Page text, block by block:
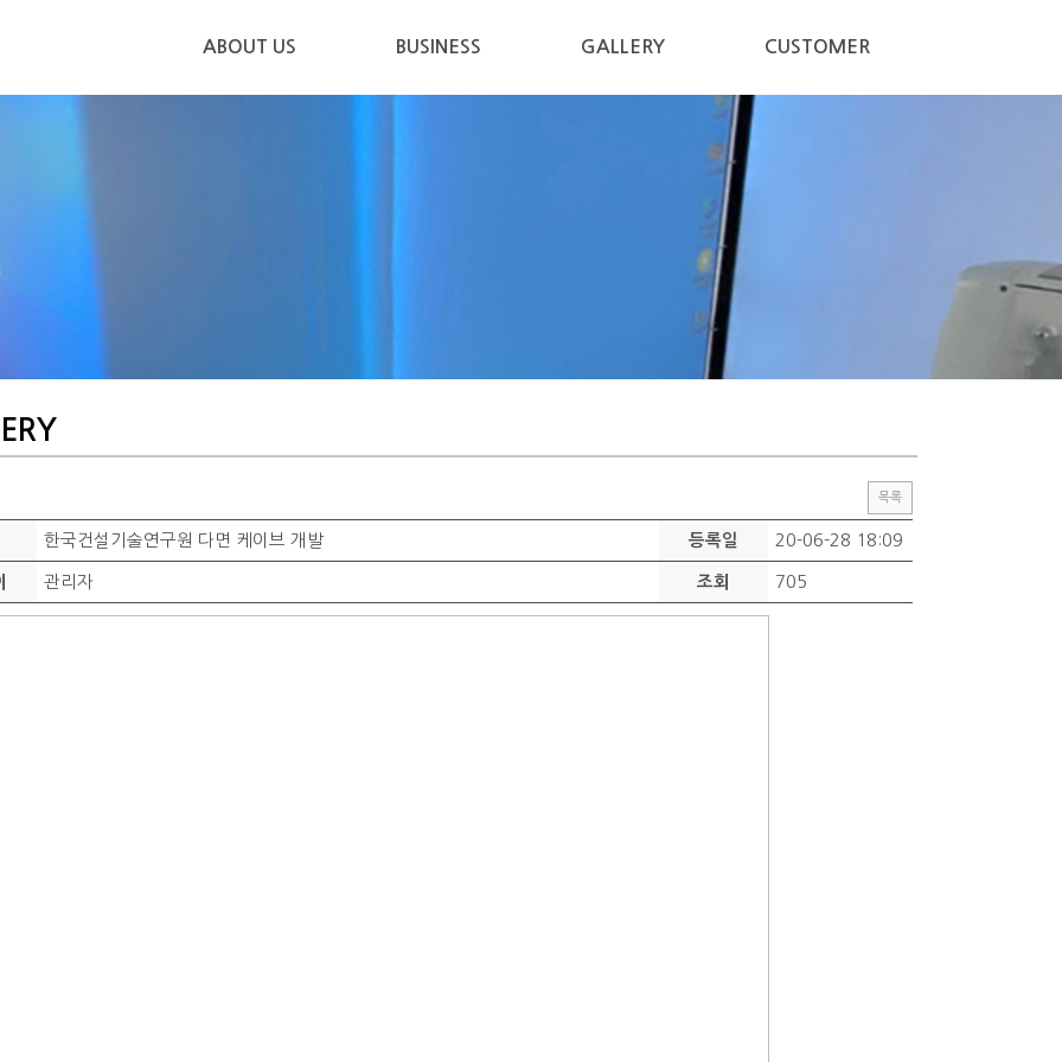
ABOUT US BUSINESS GALLERY CUSTOMER
목록
한국건설기술연구원 다면 케이브 개발 등록일 20-06-28 18:09
관리자 조회 705